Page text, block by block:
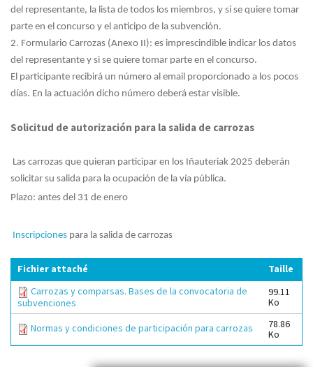
del representante, la lista de todos los miembros, y si se quiere tomar
parte en el concurso y el anticipo de la subvención.
2. Formulario Carrozas (Anexo II): es imprescindible indicar los datos
del representante y si se quiere tomar parte en el concurso.
El participante recibirá un número al email proporcionado a los pocos
días. En la actuación dicho número deberá estar visible.
Solicitud de autorización para la salida de carrozas
Las carrozas que quieran participar en los Iñauteriak 2025 deberán
solicitar su salida para la ocupación de la vía pública.
Plazo: antes del 31 de enero
Inscripciones para la salida de carrozas
Fichier attaché
Taille
Carrozas y comparsas. Bases de la convocatoria de
subvenciones
99.11
Ko
Normas y condiciones de participación para carrozas
78.86
Ko